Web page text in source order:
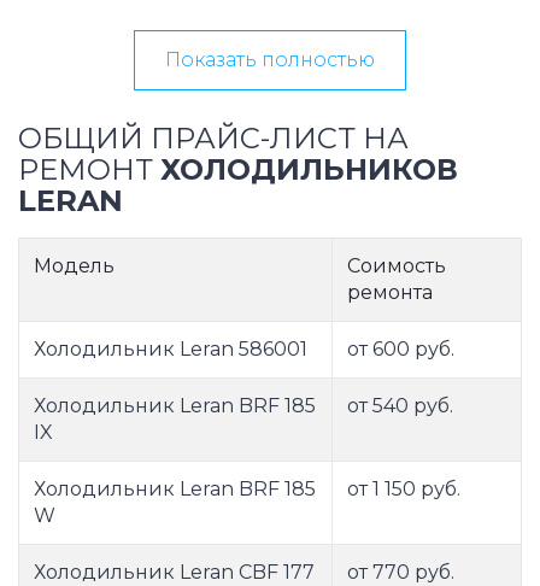
Показать полностью
ОБЩИЙ ПРАЙС-ЛИСТ НА
РЕМОНТ ХОЛОДИЛЬНИКОВ
LERAN
Модель
Соимость
ремонта
Холодильник Leran 586001 от 600 руб.
Холодильник Leran BRF 185
IX
от 540 руб.
Холодильник Leran BRF 185
W
от 1 150 руб.
Холодильник Leran CBF 177
от 770 руб.